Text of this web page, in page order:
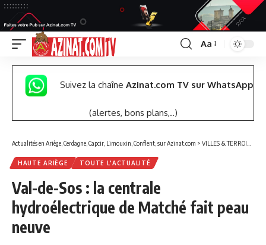
Font
Resizer
Aa
Suivez la chaîne Azinat.com TV sur WhatsApp
(alertes, bons plans,..)
Actualités en Ariège, Cerdagne, Capcir, Limouxin, Conflent, sur Azinat.com > VILLES & TERROIRS DES PYRÉNÉES EST
HAUTE ARIÈGE TOUTE L'ACTUALITÉ
Val-de-Sos : la centrale
hydroélectrique de Matché fait peau
neuve